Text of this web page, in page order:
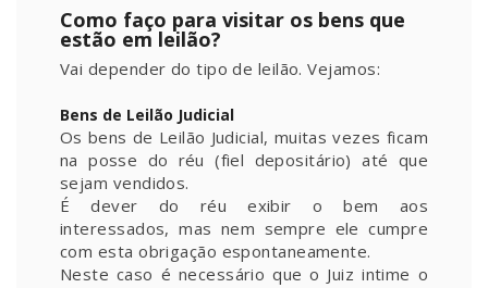
Como faço para visitar os bens que
estão em leilão?
Vai depender do tipo de leilão. Vejamos:
Bens de Leilão Judicial
Os bens de Leilão Judicial, muitas vezes ficam
na posse do réu (fiel depositário) até que
sejam vendidos.
É dever do réu exibir o bem aos
interessados, mas nem sempre ele cumpre
com esta obrigação espontaneamente.
Neste caso é necessário que o Juiz intime o